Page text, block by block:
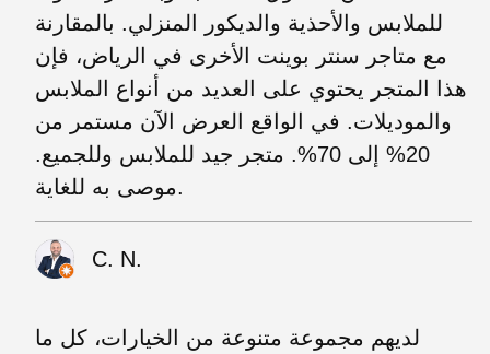
للملابس والأحذية والديكور المنزلي. بالمقارنة
مع متاجر سنتر بوينت الأخرى في الرياض، فإن
هذا المتجر يحتوي على العديد من أنواع الملابس
والموديلات. في الواقع العرض الآن مستمر من
20% إلى 70%. متجر جيد للملابس وللجميع.
موصى به للغاية.
C. N.
لديهم مجموعة متنوعة من الخيارات، كل ما